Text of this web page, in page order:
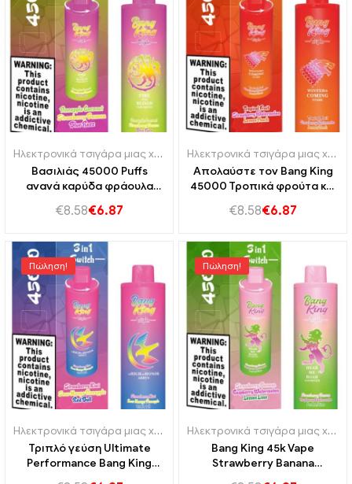
Ηλεκτρονικά τσιγάρα μιας χρήσης Πορτογαλία ,Ηλεκτρονικά
Βασιλιάς 45000 Puffs
ανανά καρύδα φράουλα
ασύγκριτη εμπειρία ατμού
€8.58€6.87
Ηλεκτρονικά τσιγάρα μιας χρήσης Πορτογαλία
Απολαύστε τον Bang King
45000 Τροπικά φρούτα και
καρπούζι,Τεράστια
εμπειρία φρούτων
€8.58€6.87
Πώληση!
Ηλεκτρονικά τσιγάρα μιας χρήσης Πορτογαλία ,Ηλεκτρονικά
Τριπλό γεύση Ultimate
Performance Bang King
Πώληση!
Ηλεκτρονικά τσιγάρα μιας χρήσης
Bang King 45k Vape
Strawberry Banana